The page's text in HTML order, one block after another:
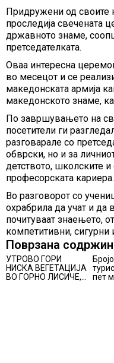
Придружени од своите
проследија свечената
државното знаме,
претседателката.
Оваа интересна
во месецот и се
македонската армија
македонското знаме,
По завршувањето на
посетители ги
разговарале со
обврски, но и за
детството, школските
професорската кариера.
Во разговорот со
охрабрила да учат и да
почитуваат знаењето,
компетитивни, сигурни
Поврзана
УТРОВО ГОРИ
НИСКА ВЕГЕТАЦИЈА
ВО ГОРНО ЛИСИЧЕ,
пет